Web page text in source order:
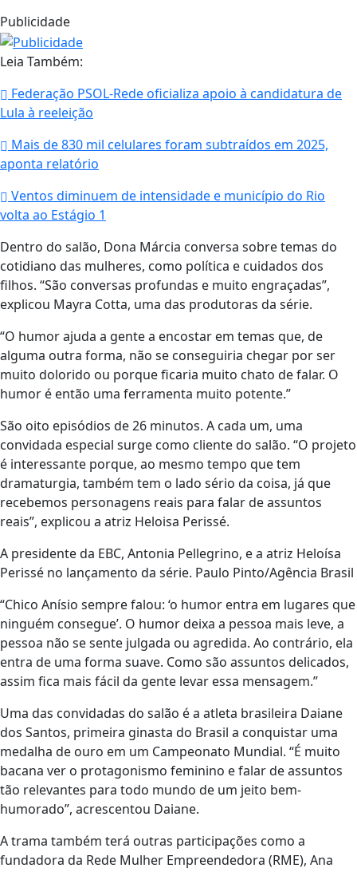
Publicidade
Leia Também:
Federação PSOL-Rede oficializa apoio à candidatura de
Lula à reeleição
Mais de 830 mil celulares foram subtraídos em 2025,
aponta relatório
Ventos diminuem de intensidade e município do Rio
volta ao Estágio 1
Dentro do salão, Dona Márcia conversa sobre temas do
cotidiano das mulheres, como política e cuidados dos
filhos. “São conversas profundas e muito engraçadas”,
explicou Mayra Cotta, uma das produtoras da série.
“O humor ajuda a gente a encostar em temas que, de
alguma outra forma, não se conseguiria chegar por ser
muito dolorido ou porque ficaria muito chato de falar. O
humor é então uma ferramenta muito potente.”
São oito episódios de 26 minutos. A cada um, uma
convidada especial surge como cliente do salão. “O projeto
é interessante porque, ao mesmo tempo que tem
dramaturgia, também tem o lado sério da coisa, já que
recebemos personagens reais para falar de assuntos
reais”, explicou a atriz Heloisa Perissé.
A presidente da EBC, Antonia Pellegrino, e a atriz Heloísa
Perissé no lançamento da série. Paulo Pinto/Agência Brasil
“Chico Anísio sempre falou: ‘o humor entra em lugares que
ninguém consegue’. O humor deixa a pessoa mais leve, a
pessoa não se sente julgada ou agredida. Ao contrário, ela
entra de uma forma suave. Como são assuntos delicados,
assim fica mais fácil da gente levar essa mensagem.”
Uma das convidadas do salão é a atleta brasileira Daiane
dos Santos, primeira ginasta do Brasil a conquistar uma
medalha de ouro em um Campeonato Mundial. “É muito
bacana ver o protagonismo feminino e falar de assuntos
tão relevantes para todo mundo de um jeito bem-
humorado”, acrescentou Daiane.
A trama também terá outras participações como a
fundadora da Rede Mulher Empreendedora (RME), Ana